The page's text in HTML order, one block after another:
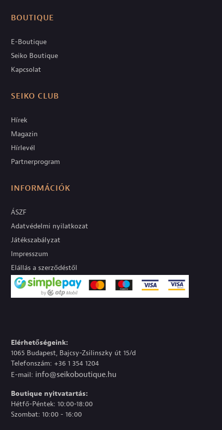
BOUTIQUE
E-Boutique
Seiko Boutique
Kapcsolat
SEIKO CLUB
Hírek
Magazin
Hírlevél
Partnerprogram
INFORMÁCIÓK
ÁSZF
Adatvédelmi nyilatkozat
Játékszabályzat
Impresszum
Elállás a szerződéstől
Elérhetőségeink:
1065 Budapest, Bajcsy-Zsilinszky út 15/d
Telefonszám: +36 1 354 1204
E-mail: info@seikoboutique.hu
Boutique nyitvatartás:
Hétfő-Péntek: 10:00-18:00
Szombat: 10:00 - 16:00